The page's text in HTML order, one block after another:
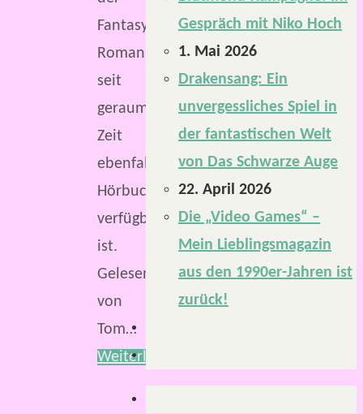
Fantasy-
Roman
seit
geraumer
Zeit
ebenfalls
Hörbuch
verfügbar
ist.
Gelesen
von
Tom…
Weiterlesen
Gespräch mit Niko Hoch
1. Mai 2026
Drakensang: Ein
unvergessliches Spiel in
der fantastischen Welt
von Das Schwarze Auge
22. April 2026
Die „Video Games“ –
Mein Lieblingsmagazin
aus den 1990er-Jahren ist
zurück!